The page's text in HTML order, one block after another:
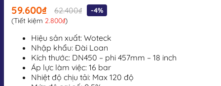
59.600₫ 62.400₫
-4%
(Tiết kiệm 2.800₫)
Hiệu sản xuất: Woteck
Nhập khẩu: Đài Loan
Kích thước: DN450 – phi 457mm – 18 inch
Áp lực làm việc: 16 bar
Nhiệt độ chịu tải: Max 120 độ